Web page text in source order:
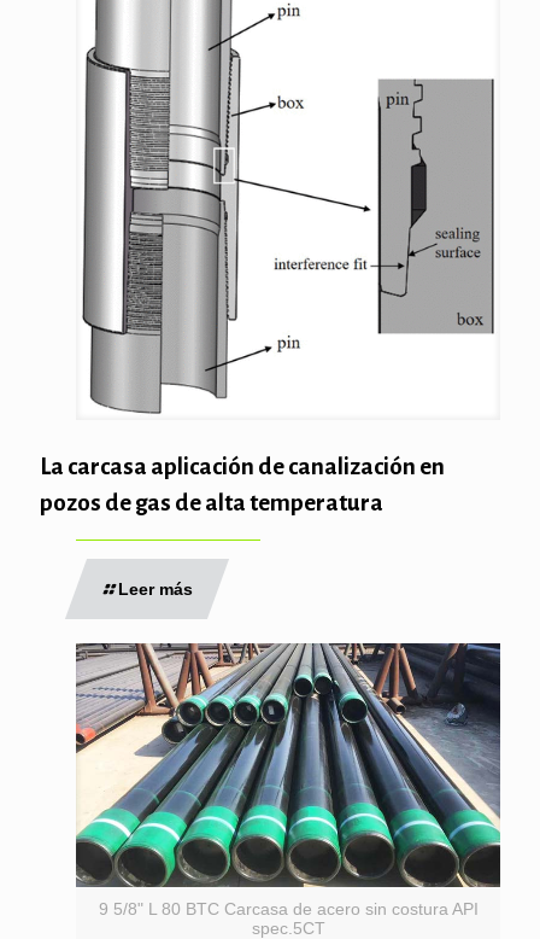
La carcasa aplicación de canalización en
pozos de gas de alta temperatura
Leer más
9 5/8" L 80 BTC Carcasa de acero sin costura API
spec.5CT